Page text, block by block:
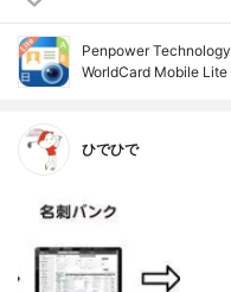
Penpower
WorldCard Mobile Lite
ひでひで